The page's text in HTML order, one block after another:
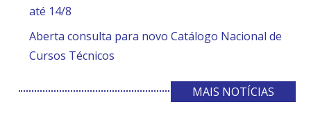
até 14/8
Aberta consulta para novo Catálogo Nacional de
Cursos Técnicos
MAIS NOTÍCIAS